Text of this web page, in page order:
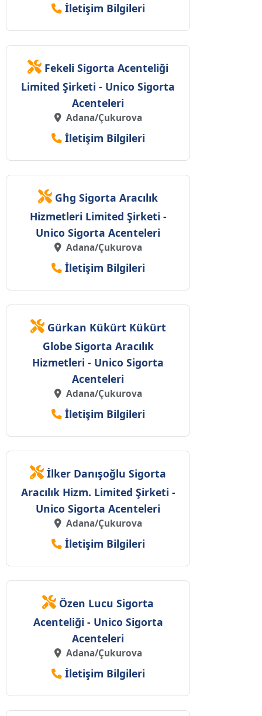
İletişim Bilgileri
Fekeli Sigorta Acenteliği
Limited Şirketi - Unico Sigorta
Acenteleri
Adana/Çukurova
İletişim Bilgileri
Ghg Sigorta Aracılık
Hizmetleri Limited Şirketi -
Unico Sigorta Acenteleri
Adana/Çukurova
İletişim Bilgileri
Gürkan Kükürt Kükürt
Globe Sigorta Aracılık
Hizmetleri - Unico Sigorta
Acenteleri
Adana/Çukurova
İletişim Bilgileri
İlker Danışoğlu Sigorta
Aracılık Hizm. Limited Şirketi -
Unico Sigorta Acenteleri
Adana/Çukurova
İletişim Bilgileri
Özen Lucu Sigorta
Acenteliği - Unico Sigorta
Acenteleri
Adana/Çukurova
İletişim Bilgileri